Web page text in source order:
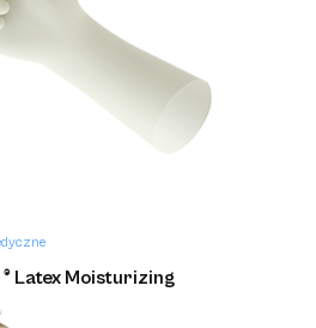
® Latex Moisturizing